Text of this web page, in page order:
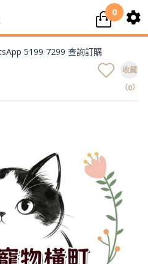
5199 7299 查詢訂購
0
收藏
（0）